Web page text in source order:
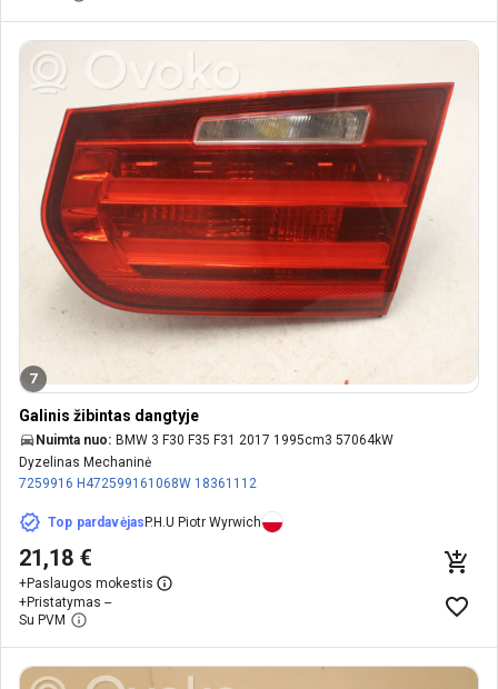
7
Galinis žibintas dangtyje
Nuimta nuo: BMW 3 F30 F35 F31 2017 1995cm3 57064kW
Dyzelinas Mechaninė
7259916 H472599161068W 18361112
Top pardavėjasP.H.U Piotr Wyrwich
21,18 €
+Paslaugos mokestis
+Pristatymas --
Su PVM